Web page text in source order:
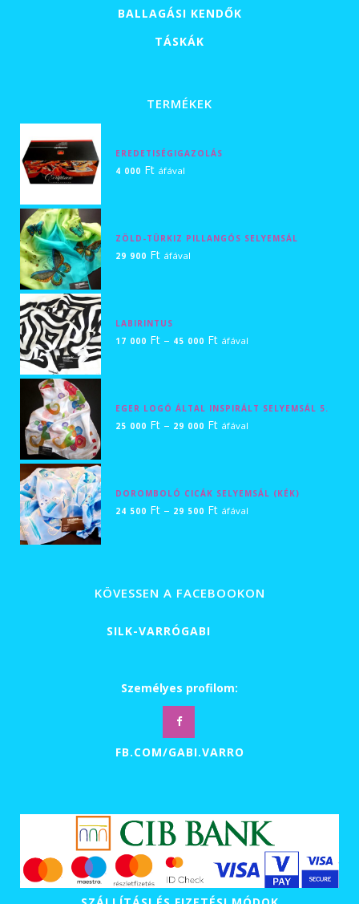
BALLAGÁSI KENDŐK
TÁSKÁK
TERMÉKEK
EREDETISÉGIGAZOLÁS
4 000 Ft áfával
ZÖLD-TÜRKIZ PILLANGÓS SELYEMSÁL
29 900 Ft áfával
LABIRINTUS
17 000 Ft – 45 000 FtÁrtartomány:
45
áfával
EGER LOGÓ ÁLTAL INSPIRÁLT SELYEMSÁL 5.
25 000 Ft – 29 000 FtÁrtartomány:
29
áfával
DOROMBOLÓ CICÁK SELYEMSÁL (KÉK)
24 500 Ft – 29 500 FtÁrtartomány:
29
áfával
KÖVESSEN A FACEBOOKON
SILK-VARRÓGABI
Személyes profilom:
FB.COM/GABI.VARRO